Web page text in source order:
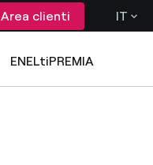
Area clienti IT
ENELtiPREMIA